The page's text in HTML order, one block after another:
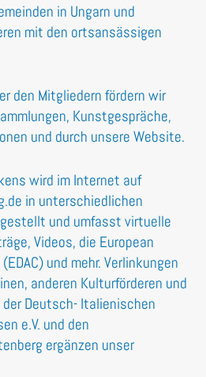
in Ungarn und
mit den ortsansässigen
den Mitgliedern fördern wir
Kunstgespräche,
und durch unsere Website.
wird im Internet auf
in unterschiedlichen
und umfasst virtuelle
Videos, die European
und mehr. Verlinkungen
anderen Kulturförderen und
Deutsch- Italienischen
e.V. und den
ergänzen unser